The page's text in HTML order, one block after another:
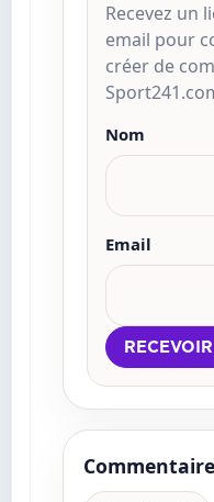
Recevez un
email pour
créer de
Nom
Email